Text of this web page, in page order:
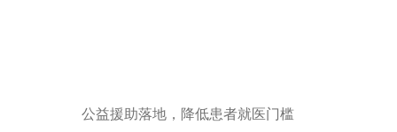
公益援助落地，降低患者就医门槛